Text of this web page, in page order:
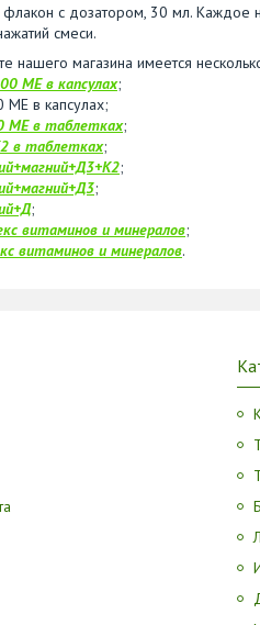
флакон с дозатором, 30 мл. Каждое
смеси.
нашего магазина имеется
МЕ в капсулах;
МЕ в капсулах;
МЕ в таблетках;
в таблетках;
;
;
;
витаминов и минералов;
витаминов и минералов.